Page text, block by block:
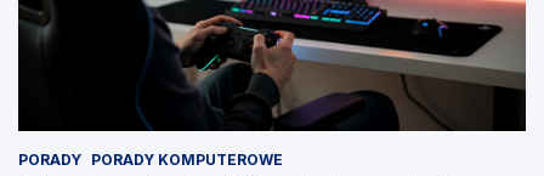
PORADY PORADY KOMPUTEROWE